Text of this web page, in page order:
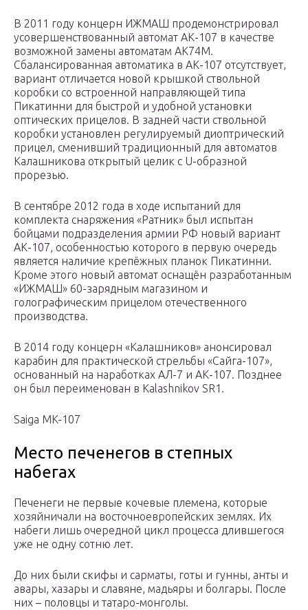
В 2011 году концерн ИЖМАШ продемонстрировал
усовершенствованный автомат АК-107 в качестве
возможной замены автоматам АК74М.
Сбалансированная автоматика в АК-107 отсутствует,
вариант отличается новой крышкой ствольной
коробки со встроенной направляющей типа
Пикатинни для быстрой и удобной установки
оптических прицелов. В задней части ствольной
коробки установлен регулируемый диоптрический
прицел, сменивший традиционный для автоматов
Калашникова открытый целик с U-образной
прорезью.
В сентябре 2012 года в ходе испытаний для
комплекта снаряжения «Ратник» был испытан
бойцами подразделения армии РФ новый вариант
АК-107, особенностью которого в первую очередь
является наличие крепёжных планок Пикатинни.
Кроме этого новый автомат оснащён разработанным
«ИЖМАШ» 60-зарядным магазином и
голографическим прицелом отечественного
производства.
В 2014 году концерн «Калашников» анонсировал
карабин для практической стрельбы «Сайга-107»,
основанный на наработках АЛ-7 и АК-107. Позднее
он был переименован в Kalashnikov SR1.
Saiga MK-107
Место печенегов в степных
набегах
Печенеги не первые кочевые племена, которые
хозяйничали на восточноевропейских землях. Их
набеги лишь очередной цикл процесса длившегося
уже не одну сотню лет.
До них были скифы и сарматы, готы и гунны, анты и
авары, хазары и славяне, мадьяры и болгары. После
них – половцы и татаро-монголы.